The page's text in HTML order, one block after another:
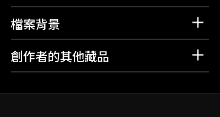
檔案背景
創作者的其他藏品